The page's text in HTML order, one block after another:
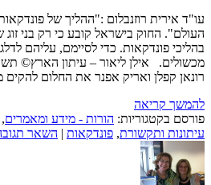
עו"ד אירית רוזנבלום :"ההליך של
העולם". החוק בישראל קובע כי רק בני
בהליכי פונדקאות. כדי לסיימם, עליהם
מכשולים. אילן ליאור – עיתון הארץ©
רונאן קפלן ואריק אפנר את החלום
להמשך קריאה
פורסם בקטגוריות: הורות - מידע ומאמרים,
עיתונות ותקשורת, פונדקאות | השאר